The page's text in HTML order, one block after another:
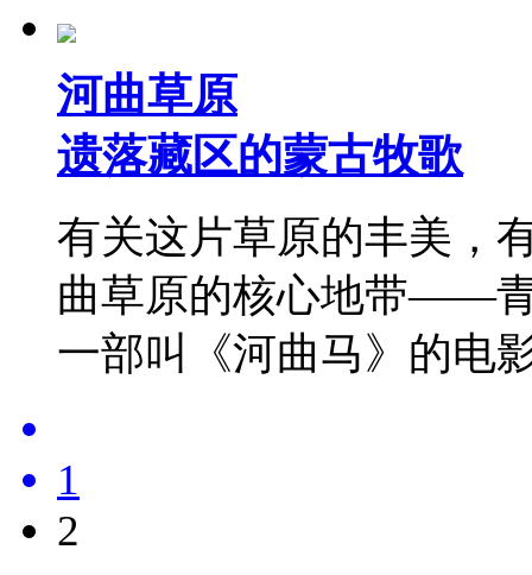
河曲草原
遗落藏区的蒙古牧歌
有关这片草原的丰美，
曲草原的核心地带——
一部叫《河曲马》的
1
2